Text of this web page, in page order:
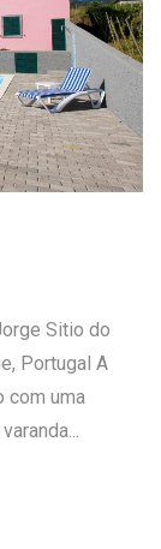
Sitio do
Portugal A
com uma